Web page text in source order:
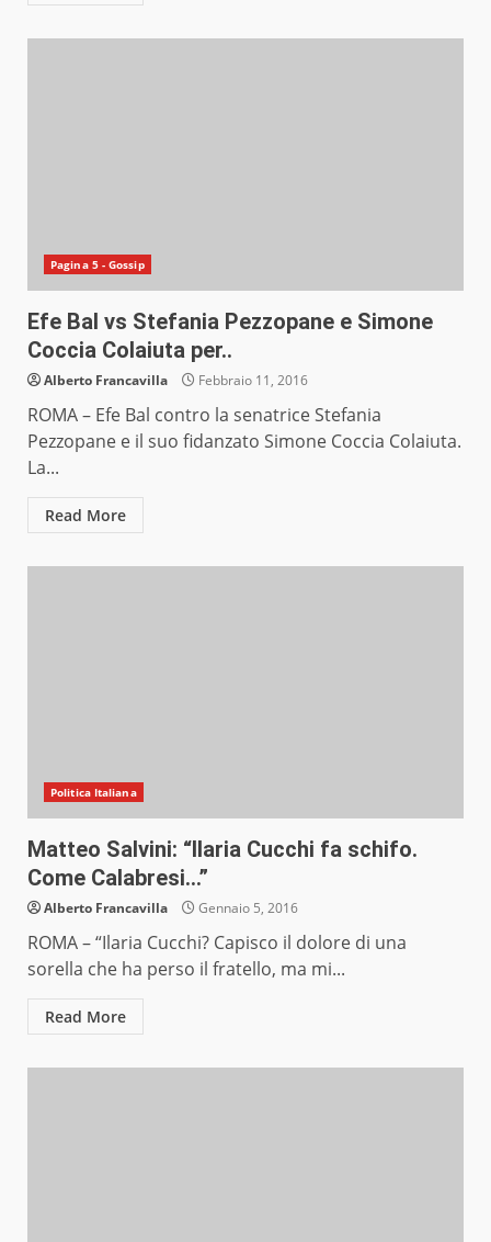
Pagina 5 - Gossip
Efe Bal vs Stefania Pezzopane e Simone
Coccia Colaiuta per..
Alberto Francavilla Febbraio 11, 2016
ROMA – Efe Bal contro la senatrice Stefania
Pezzopane e il suo fidanzato Simone Coccia Colaiuta.
La...
Read More
Politica Italiana
Matteo Salvini: “Ilaria Cucchi fa schifo.
Come Calabresi…”
Alberto Francavilla Gennaio 5, 2016
ROMA – “Ilaria Cucchi? Capisco il dolore di una
sorella che ha perso il fratello, ma mi...
Read More